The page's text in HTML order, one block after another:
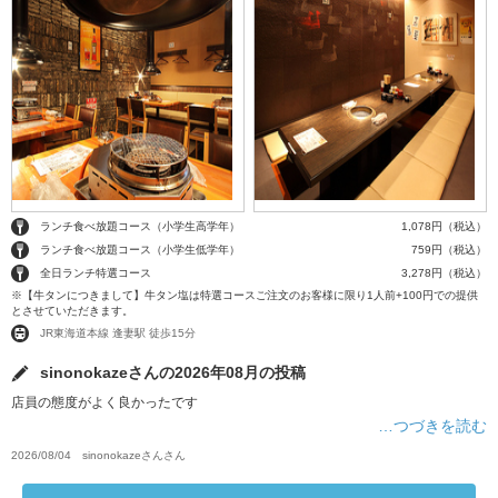
ランチ食べ放題コース（小学生高学年）
1,078円（税込）
ランチ食べ放題コース（小学生低学年）
759円（税込）
全日ランチ特選コース
3,278円（税込）
※【牛タンにつきまして】牛タン塩は特選コースご注文のお客様に限り1人前+100円での提供
とさせていただきます。
JR東海道本線 逢妻駅 徒歩15分
sinonokazeさんの2026年08月の投稿
店員の態度がよく良かったです
…つづきを読む
2026/08/04 sinonokazeさん さん